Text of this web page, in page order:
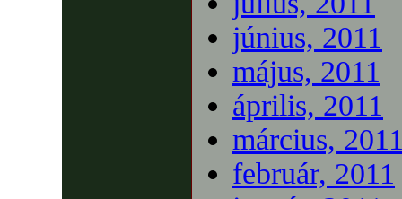
június, 2011
május, 2011
április, 2011
március,
február, 2011